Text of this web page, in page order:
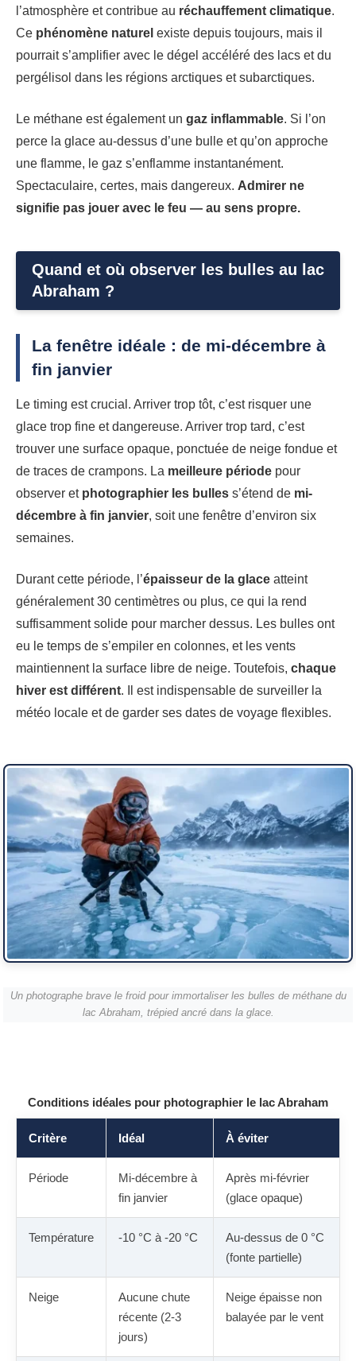
l’atmosphère et contribue au réchauffement climatique.
Ce phénomène naturel existe depuis toujours, mais il
pourrait s’amplifier avec le dégel accéléré des lacs et du
pergélisol dans les régions arctiques et subarctiques.
Le méthane est également un gaz inflammable. Si l’on
perce la glace au-dessus d’une bulle et qu’on approche
une flamme, le gaz s’enflamme instantanément.
Spectaculaire, certes, mais dangereux. Admirer ne
signifie pas jouer avec le feu — au sens propre.
Quand et où observer les bulles au lac
Abraham ?
La fenêtre idéale : de mi-décembre à
fin janvier
Le timing est crucial. Arriver trop tôt, c’est risquer une
glace trop fine et dangereuse. Arriver trop tard, c’est
trouver une surface opaque, ponctuée de neige fondue et
de traces de crampons. La meilleure période pour
observer et photographier les bulles s’étend de mi-
décembre à fin janvier, soit une fenêtre d’environ six
semaines.
Durant cette période, l’épaisseur de la glace atteint
généralement 30 centimètres ou plus, ce qui la rend
suffisamment solide pour marcher dessus. Les bulles ont
eu le temps de s’empiler en colonnes, et les vents
maintiennent la surface libre de neige. Toutefois, chaque
hiver est différent. Il est indispensable de surveiller la
météo locale et de garder ses dates de voyage flexibles.
Un photographe brave le froid pour immortaliser les bulles de méthane du
lac Abraham, trépied ancré dans la glace.
Conditions idéales pour photographier le lac Abraham
Critère Idéal À éviter
Période
Mi-décembre à
fin janvier
Après mi-février
(glace opaque)
Température -10 °C à -20 °C
Au-dessus de 0 °C
(fonte partielle)
Neige
Aucune chute
récente (2-3
jours)
Neige épaisse non
balayée par le vent